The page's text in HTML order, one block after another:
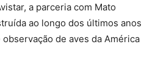
a parceria com Mato
ao longo dos últimos anos
de aves da América